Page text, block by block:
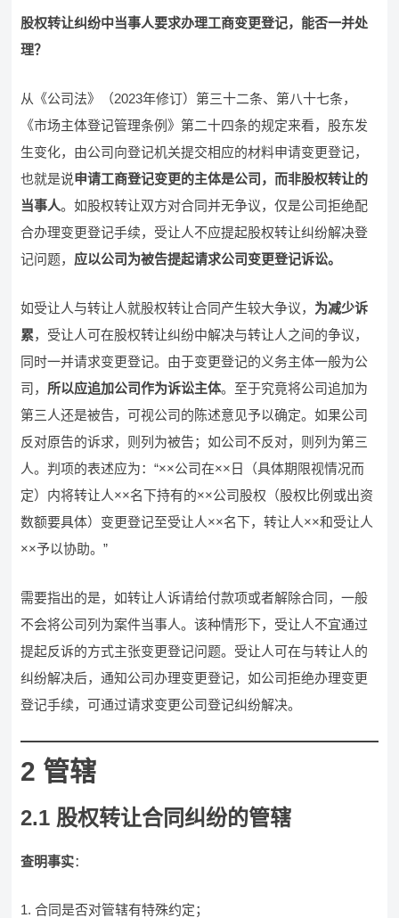
股权转让纠纷中当事人要求办理工商变更登记，能否一并处
理？
从《公司法》（2023年修订）第三十二条、第八十七条，
《市场主体登记管理条例》第二十四条的规定来看，股东发
生变化，由公司向登记机关提交相应的材料申请变更登记，
也就是说申请工商登记变更的主体是公司，而非股权转让的
当事人。如股权转让双方对合同并无争议，仅是公司拒绝配
合办理变更登记手续，受让人不应提起股权转让纠纷解决登
记问题， 应以公司为被告提起请求公司变更登记诉讼。
如受让人与转让人就股权转让合同产生较大争议， 为减少诉
累，受让人可在股权转让纠纷中解决与转让人之间的争议，
同时一并请求变更登记。由于变更登记的义务主体一般为公
司， 所以应追加公司作为诉讼主体。至于究竟将公司追加为
第三人还是被告，可视公司的陈述意见予以确定。如果公司
反对原告的诉求，则列为被告；如公司不反对，则列为第三
人。判项的表述应为：“××公司在××日（具体期限视情况而
定）内将转让人××名下持有的××公司股权（股权比例或出资
数额要具体）变更登记至受让人××名下，转让人××和受让人
××予以协助。”
需要指出的是，如转让人诉请给付款项或者解除合同，一般
不会将公司列为案件当事人。该种情形下，受让人不宜通过
提起反诉的方式主张变更登记问题。受让人可在与转让人的
纠纷解决后，通知公司办理变更登记，如公司拒绝办理变更
登记手续，可通过请求变更公司登记纠纷解决。
2 管辖
2.1 股权转让合同纠纷的管辖
查明事实：
合同是否对管辖有特殊约定；